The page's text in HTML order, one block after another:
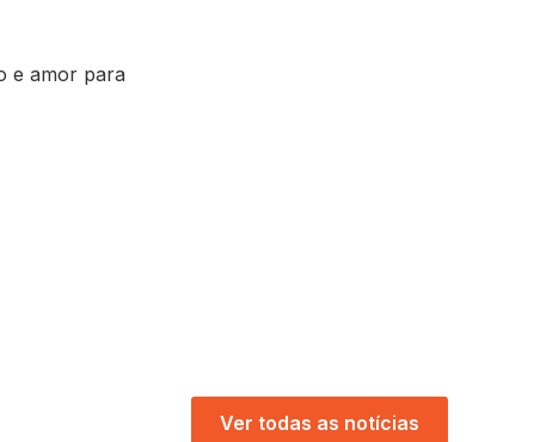
e amor para
Ver todas as notícias